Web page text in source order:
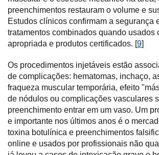
preenchimentos restauram o volume e
Estudos clínicos confirmam a segurança
tratamentos combinados quando usados
apropriada e produtos certificados. [9]
Os procedimentos injetáveis estão
de complicações: hematomas, inchaço,
fraqueza muscular temporária, efeito
de nódulos ou complicações vasculares
preenchimento entrar em um vaso. Um
e importante nos últimos anos é o
toxina botulínica e preenchimentos
online e usados por profissionais não